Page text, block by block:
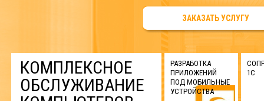
ЗАКАЗАТЬ УСЛУГУ
КОМПЛЕКСНОЕ
ОБСЛУЖИВАНИЕ
РАЗРАБОТКА
ПРИЛОЖЕНИЙ
ПОД МОБИЛЬНЫЕ
УСТРОЙСТВА
1С